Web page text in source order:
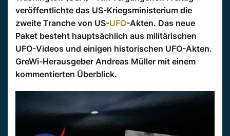
veröffentlichte das US-Kriegsministerium die
zweite Tranche von US-UFO-Akten. Das neue
Paket besteht hauptsächlich aus militärischen
UFO-Videos und einigen historischen UFO-Akten.
GreWi-Herausgeber Andreas Müller mit einem
kommentierten Überblick.